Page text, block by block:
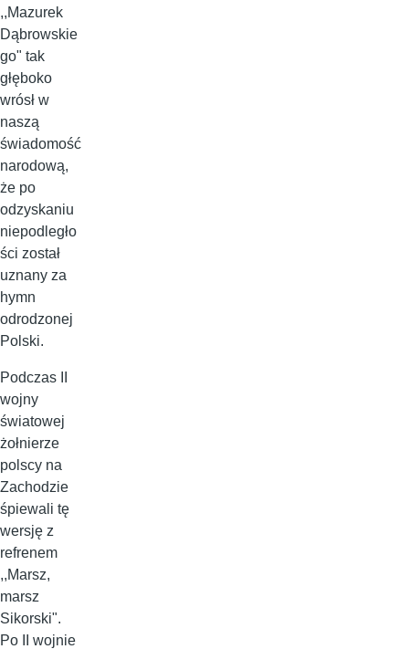
,,Mazurek
Dąbrowskie
go" tak
głęboko
wrósł w
naszą
świadomość
narodową,
że po
odzyskaniu
niepodległo
ści został
uznany za
hymn
odrodzonej
Polski.
Podczas II
wojny
światowej
żołnierze
polscy na
Zachodzie
śpiewali tę
wersję z
refrenem
,,Marsz,
marsz
Sikorski".
Po II wojnie